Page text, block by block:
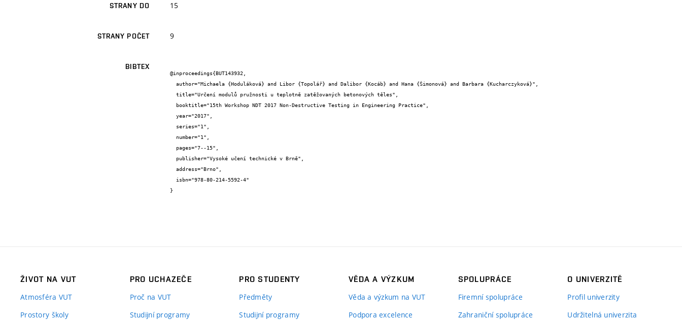
STRANY DO 15
STRANY POČET 9
BIBTEX
@inproceedings{BUT143932,
}
ŽIVOT NA VUT
Atmosféra VUT
Prostory školy
PRO UCHAZEČE
Proč na VUT
Studijní programy
PRO STUDENTY
Předměty
Studijní programy
VĚDA A VÝZKUM
Věda a výzkum na VUT
Podpora excelence
SPOLUPRÁCE
Firemní spolupráce
Zahraniční spolupráce
O UNIVERZITĚ
Profil univerzity
Udržitelná univerzita